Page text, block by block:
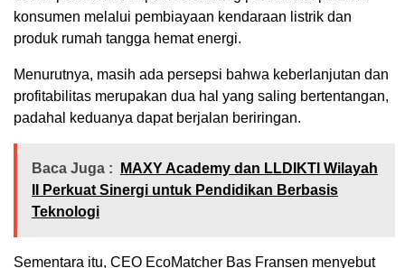
konsumen melalui pembiayaan kendaraan listrik dan
produk rumah tangga hemat energi.
Menurutnya, masih ada persepsi bahwa keberlanjutan dan
profitabilitas merupakan dua hal yang saling bertentangan,
padahal keduanya dapat berjalan beriringan.
Baca Juga :
MAXY Academy dan LLDIKTI Wilayah
II Perkuat Sinergi untuk Pendidikan Berbasis
Teknologi
Sementara itu, CEO EcoMatcher Bas Fransen menyebut